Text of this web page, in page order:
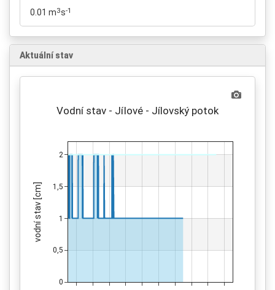
0.01 m3s-1
Aktuální stav
0
0,5
1
1,5
2
Vodní stav - Jílové - Jílovský potok
vodní stav [cm]